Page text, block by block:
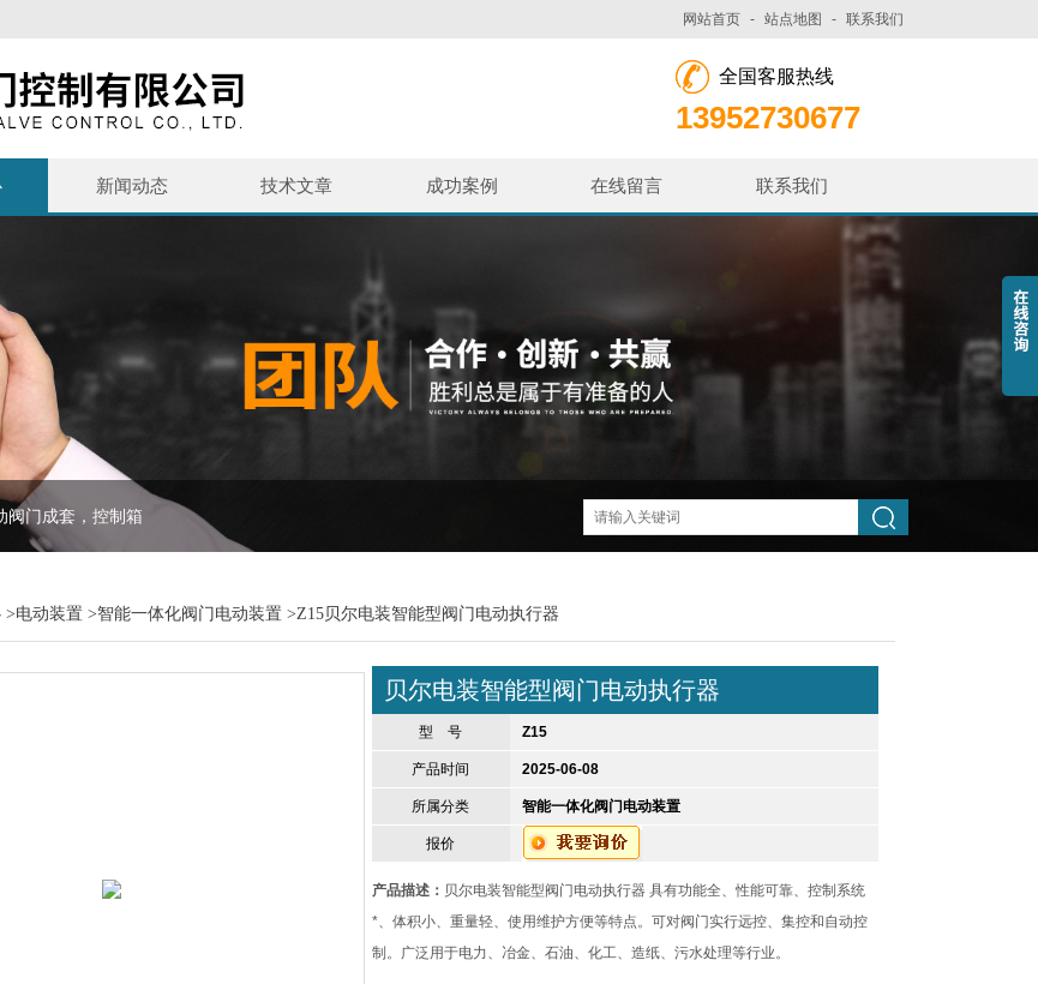
网站首页 - 站点地图 - 联系我们
全国客服热线
13952730677
新闻动态 技术文章 成功案例 在线留言 联系我们
阀门成套，控制箱
>电动装置>智能一体化阀门电动装置>Z15贝尔电装智能型阀门电动执行器
贝尔电装智能型阀门电动执行器
型 号 Z15
产品时间 2025-06-08
所属分类 智能一体化阀门电动装置
报价
产品描述： 贝尔电装智能型阀门电动执行器 具有功能全、性能可靠、控制系统
*、体积小、重量轻、使用维护方便等特点。可对阀门实行远控、集控和自动控
制。广泛用于电力、冶金、石油、化工、造纸、污水处理等行业。